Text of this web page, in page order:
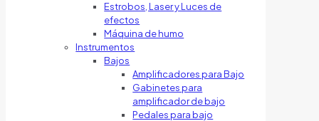
Estrobos, Laser y Luces de
efectos
Máquina de humo
Instrumentos
Bajos
Amplificadores para Bajo
Gabinetes para
amplificador de bajo
Pedales para bajo